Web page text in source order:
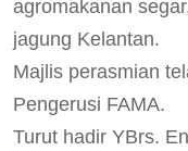
agromakanan
jagung Kelantan.
Majlis perasmian
Pengerusi FAMA.
Turut hadir YBrs.